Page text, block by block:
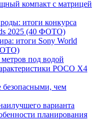
компакт с матрицей
итоги конкурса
2025 (40 ФОТО)
итоги Sony World
метров под водой
POCO X4
безопасными, чем
варианта
планирования